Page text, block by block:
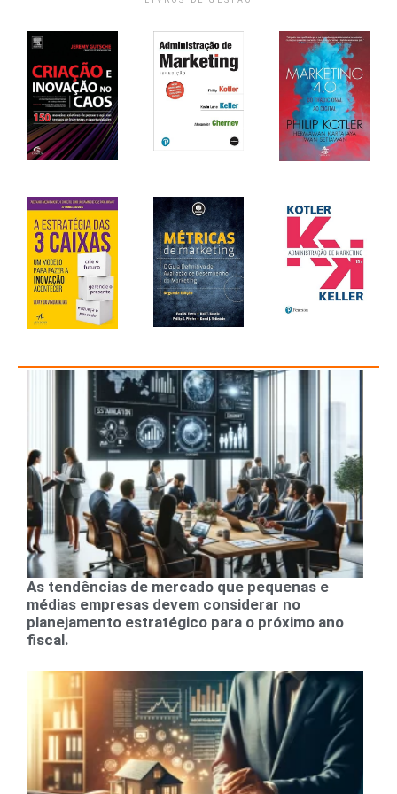
As tendências de mercado que pequenas e
médias empresas devem considerar no
planejamento estratégico para o próximo ano
fiscal.